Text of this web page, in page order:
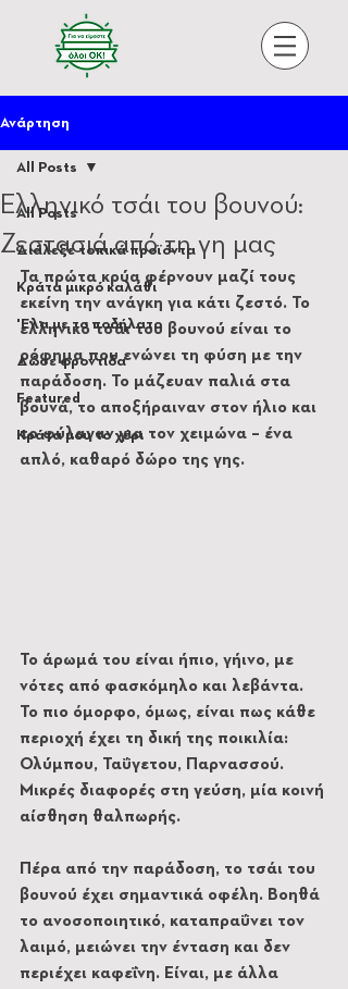
Ανάρτηση
All Posts
Διάλεξε τοπικά προϊόντα
Κράτα μικρό καλάθι
'Ελα με το ποδήλατο
Δώσε φροντίδα
Featured
Κράτα μου το χέρι
All Posts
Ελληνικό τσάι του βουνού:
Ζεστασιά από τη γη μας
Τα πρώτα κρύα φέρνουν μαζί τους
εκείνη την ανάγκη για κάτι ζεστό. Το
ελληνικό τσάι του βουνού είναι το
ρόφημα που ενώνει τη φύση με την
παράδοση. Το μάζευαν παλιά στα
βουνά, το αποξήραιναν στον ήλιο και
το φύλαγαν για τον χειμώνα – ένα
απλό, καθαρό δώρο της γης.
Το άρωμά του είναι ήπιο, γήινο, με
νότες από φασκόμηλο και λεβάντα.
Το πιο όμορφο, όμως, είναι πως κάθε
περιοχή έχει τη δική της ποικιλία:
Ολύμπου, Ταΰγετου, Παρνασσού.
Μικρές διαφορές στη γεύση, μία κοινή
αίσθηση θαλπωρής.
Πέρα από την παράδοση, το τσάι του
βουνού έχει σημαντικά οφέλη. Βοηθά
το ανοσοποιητικό, καταπραΰνει τον
λαιμό, μειώνει την ένταση και δεν
περιέχει καφεΐνη. Είναι, με άλλα